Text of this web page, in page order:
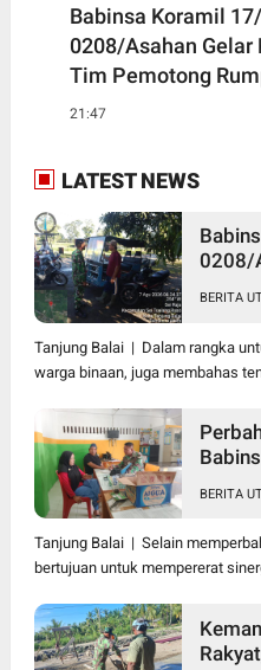
Babinsa Koramil
0208/Asahan Gelar
Tim Pemotong
21:47
LATEST NEWS
0208/
BERITA
Tanjung Balai | Dalam rangka
warga binaan, juga membahas
Ter Di
BERITA
Tanjung Balai | Selain
bertujuan untuk mempererat